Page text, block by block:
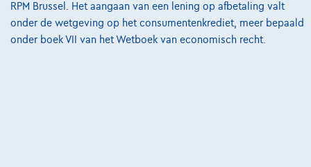
RPM Brussel. Het aangaan van een lening op afbetaling valt
onder de wetgeving op het consumentenkrediet, meer bepaald
onder boek VII van het Wetboek van economisch recht.
Privacyverklaring
Cookiebeleid